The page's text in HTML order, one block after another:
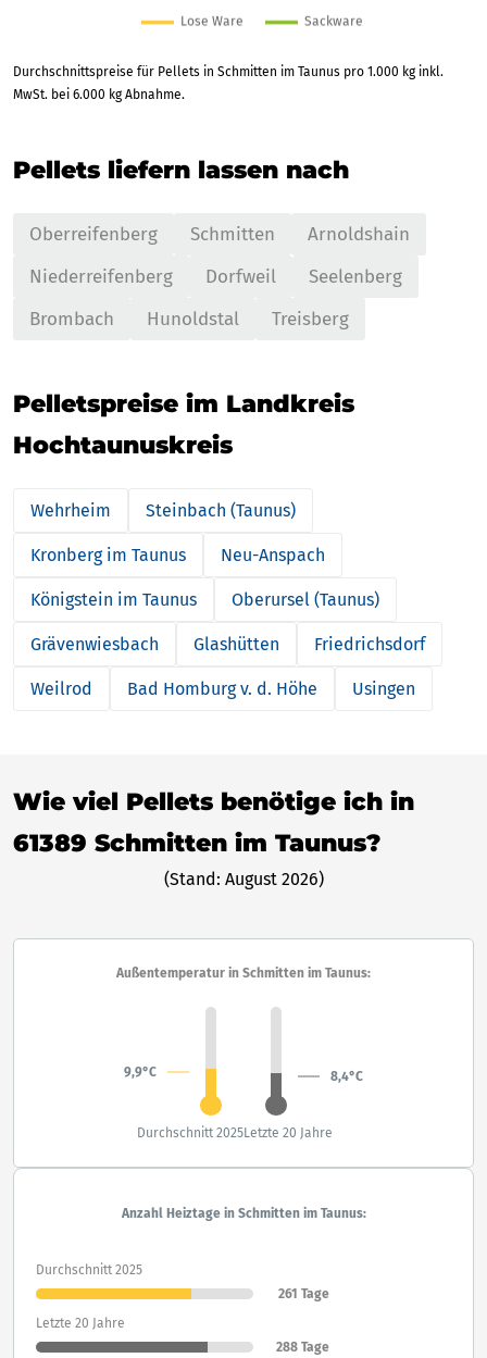
Durchschnittspreise für Pellets in Schmitten im Taunus pro 1.000 kg inkl.
MwSt. bei 6.000 kg Abnahme.
Pellets liefern lassen nach
Oberreifenberg Schmitten
Arnoldshain
Niederreifenberg
Dorfweil
Seelenberg
Brombach
Hunoldstal Treisberg
Pelletspreise im Landkreis
Hochtaunuskreis
Wehrheim Steinbach (Taunus)
Kronberg im Taunus Neu-Anspach
Königstein im Taunus Oberursel (Taunus)
Grävenwiesbach Glashütten Friedrichsdorf
Weilrod Bad Homburg v. d. Höhe Usingen
Wie viel Pellets benötige ich in
61389 Schmitten im Taunus?
(Stand: August 2026)
Außentemperatur in Schmitten im Taunus:
9,9°C 8,4°C
Durchschnitt 2025Letzte 20 Jahre
Anzahl Heiztage in Schmitten im Taunus:
Durchschnitt 2025
261 Tage
Letzte 20 Jahre
288 Tage